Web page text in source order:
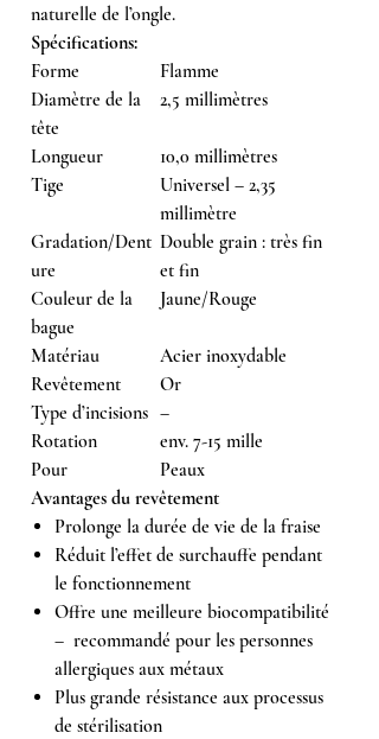
naturelle de l’ongle.
Spécifications:
Forme
Flamme
Diamètre de la
tête
2,5 millimètres
Longueur
10,0 millimètres
Tige
Universel – 2,35
millimètre
Gradation/Dent
ure
Double grain : très fin
et fin
Couleur de la
bague
Jaune/Rouge
Matériau
Acier inoxydable
Revêtement
Or
Type d’incisions –
Rotation
env. 7-15 mille
Pour
Peaux
Avantages du revêtement
Prolonge la durée de vie de la fraise
Réduit l’effet de surchauffe pendant
le fonctionnement
Offre une meilleure biocompatibilité
– recommandé pour les personnes
allergiques aux métaux
Plus grande résistance aux processus
de stérilisation